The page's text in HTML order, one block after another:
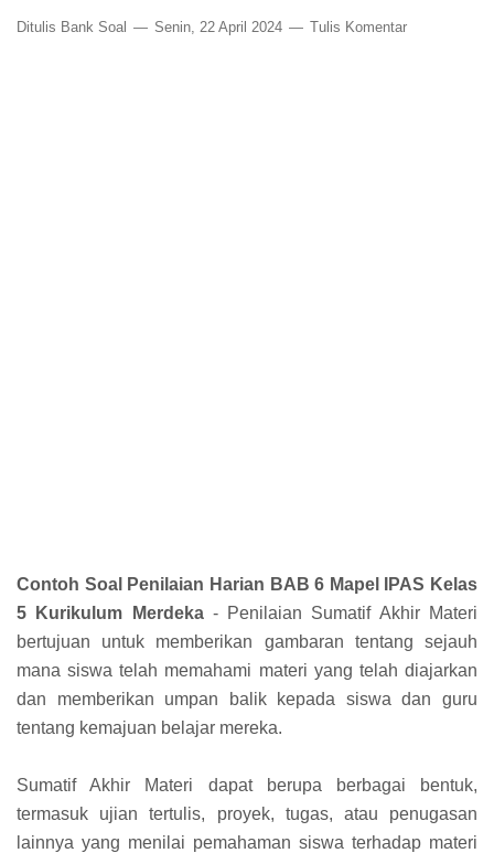
Ditulis Bank Soal Senin, 22 April 2024 Tulis Komentar
Contoh Soal Penilaian Harian BAB 6 Mapel IPAS Kelas
5 Kurikulum Merdeka- Penilaian Sumatif Akhir Materi
bertujuan untuk memberikan gambaran tentang sejauh
mana siswa telah memahami materi yang telah diajarkan
dan memberikan umpan balik kepada siswa dan guru
tentang kemajuan belajar mereka.
Sumatif Akhir Materi dapat berupa berbagai bentuk,
termasuk ujian tertulis, proyek, tugas, atau penugasan
lainnya yang menilai pemahaman siswa terhadap materi